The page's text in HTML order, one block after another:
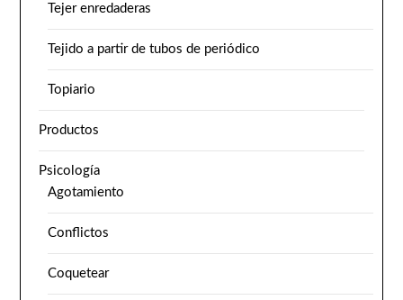
Tejer enredaderas
Tejido a partir de tubos de periódico
Topiario
Productos
Psicología
Agotamiento
Conflictos
Coquetear